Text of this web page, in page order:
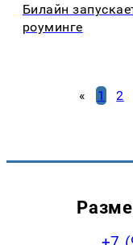
Билайн
роуминге
« 1 2